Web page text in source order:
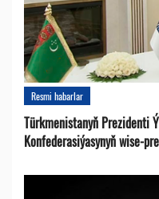
Resmi habarlar
Türkmenistanyň Prezidenti
Konfederasiýasynyň wise-